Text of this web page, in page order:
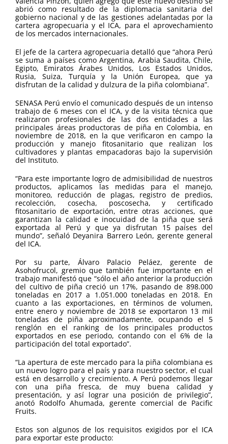
abrió como resultado de la diplomacia sanitaria del
gobierno nacional y de las gestiones adelantadas por la
cartera agropecuaria y el ICA, para el aprovechamiento
de los mercados internacionales.
El jefe de la cartera agropecuaria detalló que “ahora Perú
se suma a países como Argentina, Arabia Saudita, Chile,
Egipto, Emiratos Árabes Unidos, Los Estados Unidos,
Rusia, Suiza, Turquía y la Unión Europea, que ya
disfrutan de la calidad y dulzura de la piña colombiana”.
SENASA Perú envío el comunicado después de un intenso
trabajo de 6 meses con el ICA, y de la visita técnica que
realizaron profesionales de las dos entidades a las
principales áreas productoras de piña en Colombia, en
noviembre de 2018, en la que verificaron en campo la
producción y manejo fitosanitario que realizan los
cultivadores y plantas empacadoras bajo la supervisión
del Instituto.
“Para este importante logro de admisibilidad de nuestros
productos, aplicamos las medidas para el manejo,
monitoreo, reducción de plagas, registro de predios,
recolección, cosecha, poscosecha, y certificado
fitosanitario de exportación, entre otras acciones, que
garantizan la calidad e inocuidad de la piña que será
exportada al Perú y que ya disfrutan 15 países del
mundo”, señaló Deyanira Barrero León, gerente general
del ICA.
Por su parte, Álvaro Palacio Peláez, gerente de
Asohofrucol, gremio que también fue importante en el
trabajo manifestó que “sólo el año anterior la producción
del cultivo de piña creció un 17%, pasando de 898.000
toneladas en 2017 a 1.051.000 toneladas en 2018. En
cuanto a las exportaciones, en términos de volumen,
entre enero y noviembre de 2018 se exportaron 13 mil
toneladas de piña aproximadamente, ocupando el 5
renglón en el ranking de los principales productos
exportados en ese periodo, contando con el 6% de la
participación del total exportado”.
“La apertura de este mercado para la piña colombiana es
un nuevo logro para el país y para nuestro sector, el cual
está en desarrollo y crecimiento. A Perú podemos llegar
con una piña fresca, de muy buena calidad y
presentación, y así lograr una posición de privilegio”,
anotó Rodolfo Ahumada, gerente comercial de Pacific
Fruits.
Estos son algunos de los requisitos exigidos por el ICA
para exportar este producto: